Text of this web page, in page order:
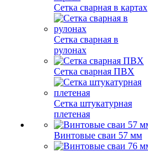
Сетка сварная в картах
Сетка сварная в
рулонах
Сетка сварная ПВХ
Сетка штукатурная
плетеная
Винтовые сваи 57 мм